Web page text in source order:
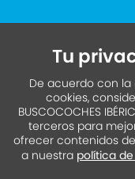
Tu
De acuerdo con
cookies,
BUSCOCOCHES
terceros para
ofrecer contenidos
a nuestra política